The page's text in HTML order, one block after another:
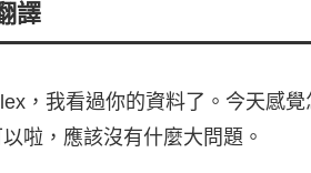
譯
，我看過你的資料了。今天感覺
啦，應該沒有什麼大問題。